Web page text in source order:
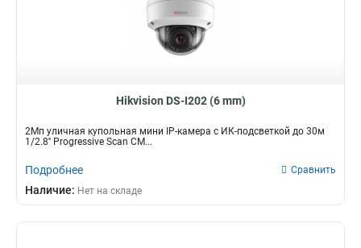
Hikvision DS-I202 (6 mm)
2Мп уличная купольная мини IP-камера с ИК-подсветкой до 30м
1/2.8'' Progressive Scan CM...
Подробнее Сравнить
Наличие: Нет на складе